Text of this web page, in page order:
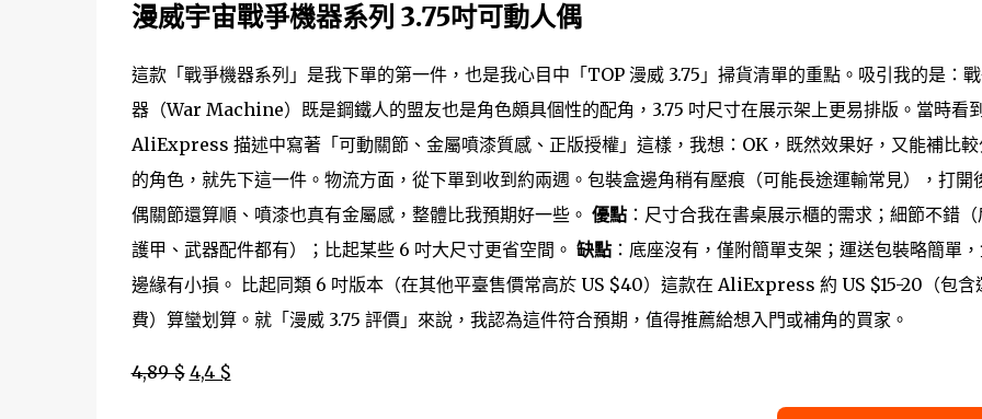
漫威宇宙戰爭機器系列 3.75吋可動人偶
這款「戰爭機器系列」是我下單的第一件，也是我心目中「TOP 漫威 3.75」掃貨清單的重點。吸引我的是：
器（War Machine）既是鋼鐵人的盟友也是角色頗具個性的配角，3.75 吋尺寸在展示架上更易排版。當時看
AliExpress 描述中寫著「可動關節、金屬噴漆質感、正版授權」這樣，我想：OK，既然效果好，又能補比較
的角色，就先下這一件。物流方面，從下單到收到約兩週。包裝盒邊角稍有壓痕（可能長途運輸常見），打開
偶關節還算順、噴漆也真有金屬感，整體比我預期好一些。 優點：尺寸合我在書桌展示櫃的需求；細節不錯（
護甲、武器配件都有）；比起某些 6 吋大尺寸更省空間。 缺點：底座沒有，僅附簡單支架；運送包裝略簡單
邊緣有小損。 比起同類 6 吋版本（在其他平臺售價常高於 US $40）這款在 AliExpress 約 US $15-20（包含
費）算蠻划算。就「漫威 3.75 評價」來說，我認為這件符合預期，值得推薦給想入門或補角的買家。
4,89 $ 4,4 $